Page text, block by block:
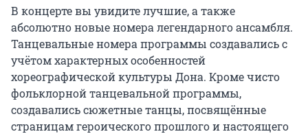
В концерте вы увидите лучшие, а также
абсолютно новые номера легендарного ансамбля.
Танцевальные номера программы создавались с
учётом характерных особенностей
хореографической культуры Дона. Кроме чисто
фольклорной танцевальной программы,
создавались сюжетные танцы, посвящённые
страницам героического прошлого и настоящего